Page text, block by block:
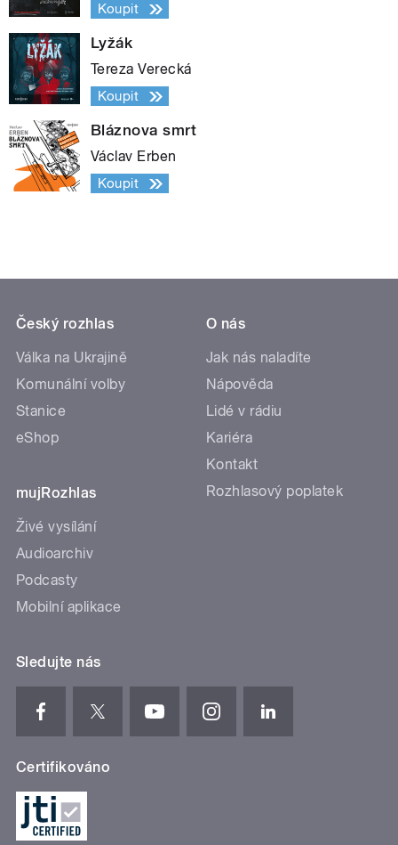
Koupit
Lyžák
Tereza Verecká
Koupit
Bláznova smrt
Václav Erben
Koupit
Český rozhlas
Válka na Ukrajině
Komunální volby
Stanice
eShop
mujRozhlas
Živé vysílání
Audioarchiv
Podcasty
Mobilní aplikace
O nás
Jak nás naladíte
Nápověda
Lidé v rádiu
Kariéra
Kontakt
Rozhlasový poplatek
Sledujte nás
Certifikováno